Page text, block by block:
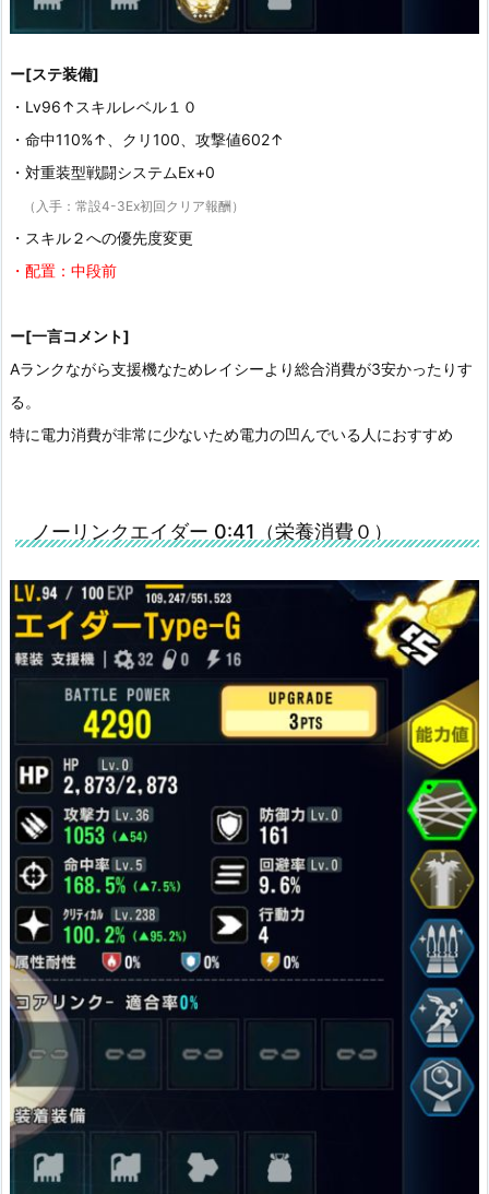
ー[ステ装備]
・Lv96↑スキルレベル１０
・命中110%↑、クリ100、攻撃値602↑
・対重装型戦闘システムEx+0
（入手：常設4-3Ex初回クリア報酬）
・スキル２への優先度変更
・配置：中段前
ー[一言コメント]
Aランクながら支援機なためレイシーより総合消費が3安かったりす
る。
特に電力消費が非常に少ないため電力の凹んでいる人におすすめ
ノーリンクエイダー 0:41（栄養消費０）